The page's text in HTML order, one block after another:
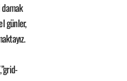
damak
günler,